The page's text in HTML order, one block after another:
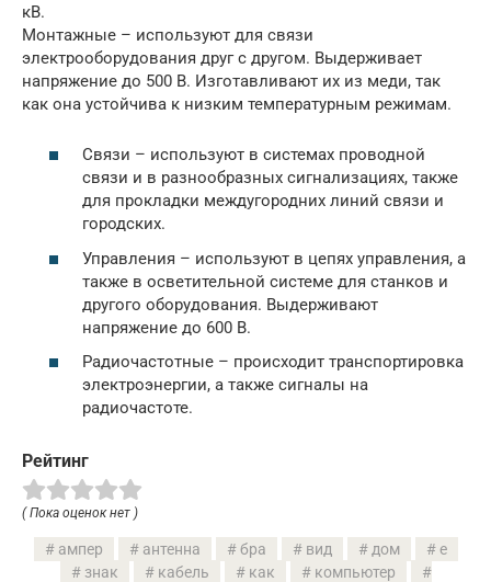
кВ.
Монтажные – используют для связи
электрооборудования друг с другом. Выдерживает
напряжение до 500 В. Изготавливают их из меди, так
как она устойчива к низким температурным режимам.
Связи – используют в системах проводной
связи и в разнообразных сигнализациях, также
для прокладки междугородних линий связи и
городских.
Управления – используют в цепях управления, а
также в осветительной системе для станков и
другого оборудования. Выдерживают
напряжение до 600 В.
Радиочастотные – происходит транспортировка
электроэнергии, а также сигналы на
радиочастоте.
Рейтинг
( Пока оценок нет )
ампер антенна бра вид дом
е
знак
кабель как
компьютер